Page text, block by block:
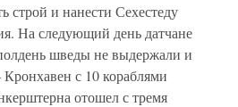
строй и нанести Сехестеду
На следующий день датчане
шведы не выдержали и
с 10 кораблями
отошел с тремя